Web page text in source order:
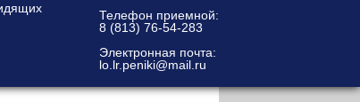
Телефон приемной:
8 (813) 76-54-283
Электронная почта:
lo.lr.peniki@mail.ru